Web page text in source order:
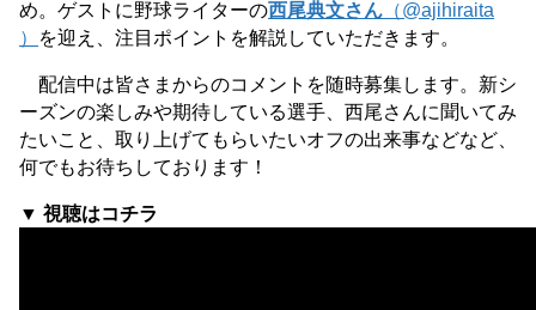
め。ゲストに野球ライターの西尾典文さん （@ajihiraita
）
を迎え、注目ポイントを解説していただきます。
配信中は皆さまからのコメントを随時募集します。新シ
ーズンの楽しみや期待している選手、西尾さんに聞いてみ
たいこと、取り上げてもらいたいオフの出来事などなど、
何でもお待ちしております！
▼ 視聴はコチラ